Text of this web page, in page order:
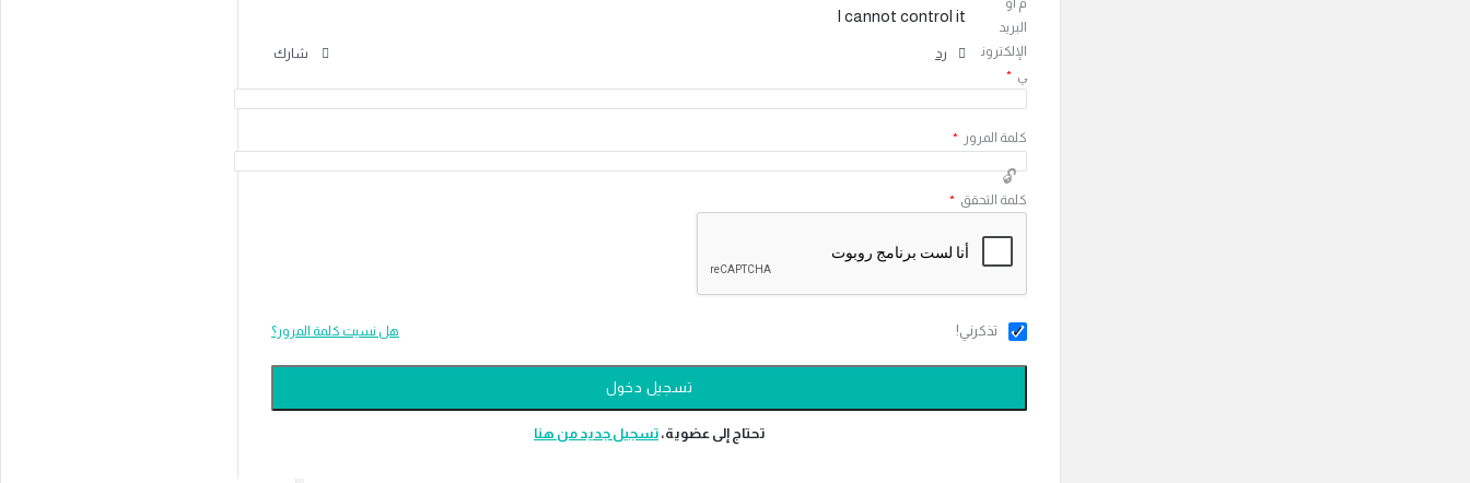
I cannot control it
رد شارك
م أو
البريد
الإلكترون
ي *
كلمة المرور *
كلمة التحقق *
تذكرني! هل نسيت كلمة المرور؟
تحتاج إلى عضوية، ‫تسجيل جديد من هنا